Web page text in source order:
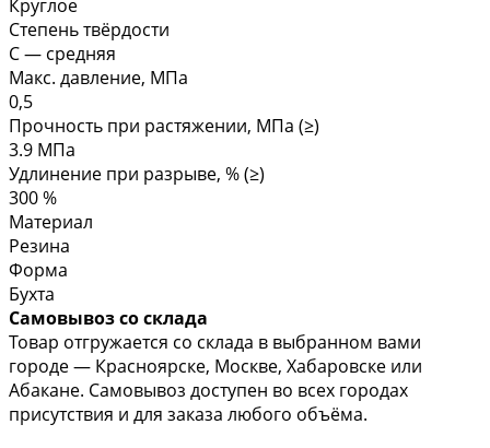
Круглое
Степень твёрдости
С — средняя
Макс. давление, МПа
0,5
Прочность при растяжении, МПа (≥)
3.9 МПа
Удлинение при разрыве, % (≥)
300 %
Материал
Резина
Форма
Бухта
Самовывоз со склада
Товар отгружается со склада в выбранном вами
городе — Красноярске, Москве, Хабаровске или
Абакане. Самовывоз доступен во всех городах
присутствия и для заказа любого объёма.